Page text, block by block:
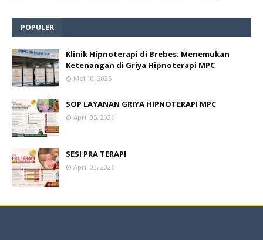
POPULER
Klinik Hipnoterapi di Brebes: Menemukan
Ketenangan di Griya Hipnoterapi MPC
Mei 10, 2025
SOP LAYANAN GRIYA HIPNOTERAPI MPC
April 05, 2026
SESI PRA TERAPI
April 03, 2026